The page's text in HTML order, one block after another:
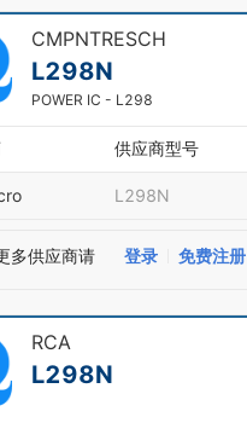
CMPNTRESCH
L298N
POWER IC - L298
供应商型号
L298N
多供应商请 登录 免费注册
RCA
L298N